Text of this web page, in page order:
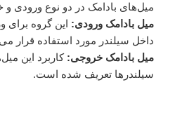
میل‌های بادامک در دو نوع ورودی و
میل بادامک ورودی: این گروه برای
داخل سیلندر مورد استفاده قرار
میل بادامک خروجی: کاربرد این
سیلندرها تعریف شده است.